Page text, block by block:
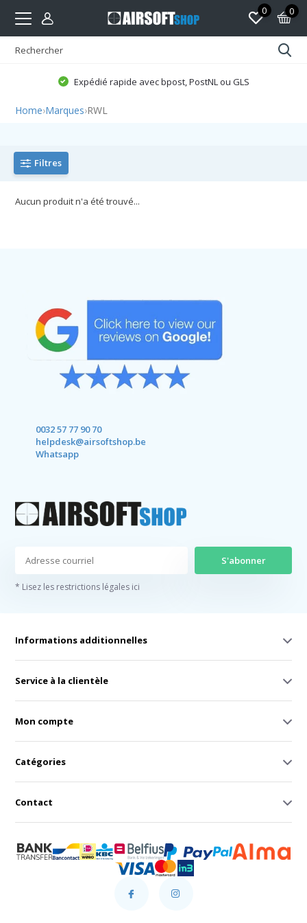
0 0
Expédié rapide avec bpost, PostNL ou GLS
Home›Marques›RWL
Filtres
Aucun produit n'a été trouvé...
0032 57 77 90 70
helpdesk@airsoftshop.be
Whatsapp
S'abonner
* Lisez les restrictions légales ici
Informations additionnelles
Service à la clientèle
Mon compte
Catégories
Contact